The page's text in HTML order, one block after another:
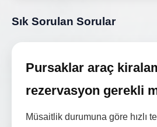
Sık Sorulan Sorular
Pursaklar araç
rezervasyon gerekli
Müsaitlik durumuna göre hızlı